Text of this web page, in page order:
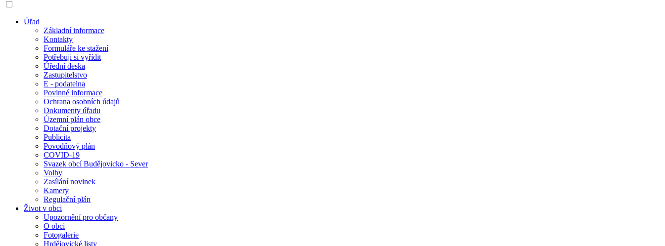
Úřad
Základní informace
Kontakty
Formuláře ke stažení
Potřebuji si vyřídit
Úřední deska
Zastupitelstvo
E - podatelna
Povinné informace
Ochrana osobních údajů
Dokumenty úřadu
Územní plán obce
Dotační projekty
Publicita
Povodňový plán
COVID-19
Svazek obcí Budějovicko - Sever
Volby
Zasílání novinek
Kamery
Regulační plán
Život v obci
Upozornění pro občany
O obci
Fotogalerie
Hrdějovické listy